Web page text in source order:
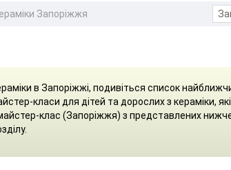
Запоріжжя
в Запоріжжі, подивіться список
класи для дітей та дорослих з кераміки,
клас (Запоріжжя) з представлених